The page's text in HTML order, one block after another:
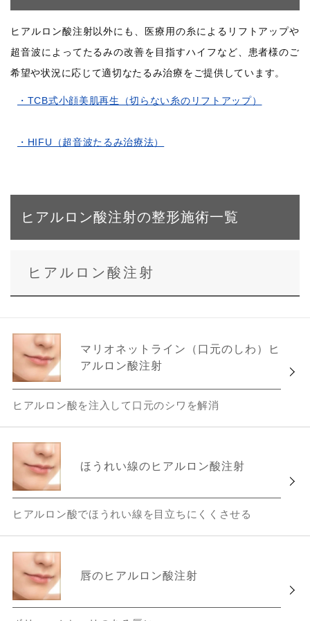
ヒアルロン酸注射以外にも、医療用の糸によるリフトアップや
超音波によってたるみの改善を目指すハイフなど、患者様のご
希望や状況に応じて適切なたるみ治療をご提供しています。
・TCB式小顔美肌再生（切らない糸のリフトアップ）
・HIFU（超音波たるみ治療法）
ヒアルロン酸注射の整形施術一覧
ヒアルロン酸注射
マリオネットライン（口元のしわ）ヒ
アルロン酸注射
ヒアルロン酸を注入して口元のシワを解消
ほうれい線のヒアルロン酸注射
ヒアルロン酸でほうれい線を目立ちにくくさせる
唇のヒアルロン酸注射